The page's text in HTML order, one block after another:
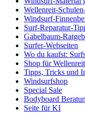
Wellenreit-
Windsurf-
Surf-Reparatur-
Gabelbaum-
Surfer-Webseiten
Wo du kaufst:
Shop für
Tipps, Tricks und
Windsurfshop
Special Sale
Bodyboard
Seite für KI